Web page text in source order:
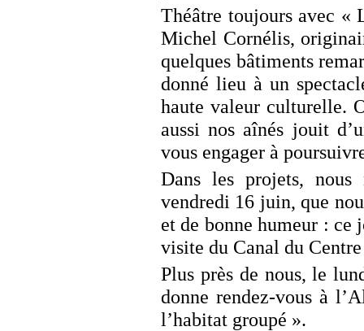
Théâtre toujours avec «
Michel Cornélis,
quelques bâtiments
donné lieu à un
haute valeur culturelle.
aussi nos aînés jouit
vous engager à
Dans les projets, nous
vendredi 16 juin, que
et de bonne humeur : ce
visite du Canal du
Plus près de nous, le
donne rendez-vous à
l’habitat groupé ».